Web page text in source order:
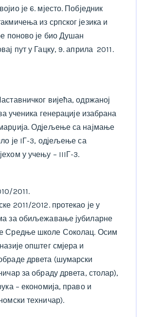
је 6. мјесто. Побједник
из српског језика и
поново је био Душан
пут у Гацку, 9. априла 2011.
вијећа, одржаној
ученика генерације изабрана
Одјељење са најмање
је IГ-3, одјељење са
у учењу – IIIГ-3.
2011.
2011/2012. протекао је у
за обиљежавање јубиларне
Средње школе Соколац. Осим
општег смјера и
дрвета (шумарски
за обраду дрвета, столар),
– економија, право и
техничар).